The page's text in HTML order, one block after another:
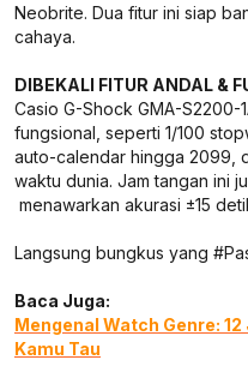
Neobrite. Dua fitur ini siap
cahaya.
DIBEKALI FITUR ANDAL &
Casio G-Shock GMA-S2200-
fungsional, seperti 1/100
auto-calendar hingga 2099,
waktu dunia. Jam tangan ini
menawarkan akurasi ±15
Langsung bungkus yang
Baca Juga:
Mengenal Watch Genre:
Kamu Tau